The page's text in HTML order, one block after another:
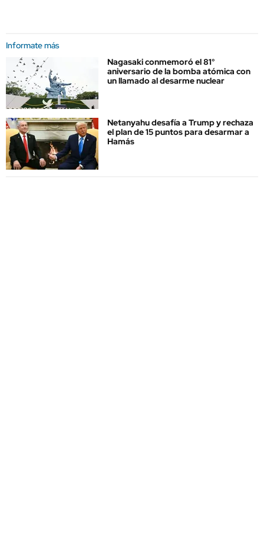
Informate más
Nagasaki conmemoró el 81°
aniversario de la bomba atómica con
un llamado al desarme nuclear
Netanyahu desafía a Trump y rechaza
el plan de 15 puntos para desarmar a
Hamás